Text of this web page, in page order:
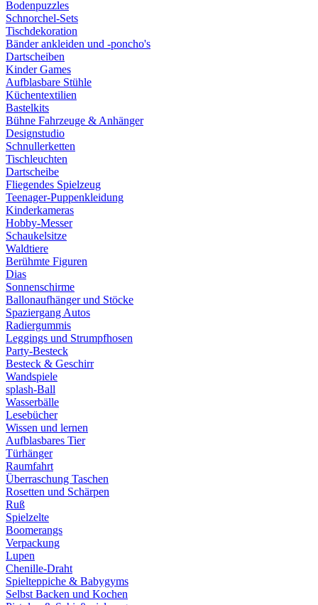
Bodenpuzzles
Schnorchel-Sets
Tischdekoration
Bänder ankleiden und -poncho's
Dartscheiben
Kinder Games
Aufblasbare Stühle
Küchentextilien
Bastelkits
Bühne Fahrzeuge & Anhänger
Designstudio
Schnullerketten
Tischleuchten
Dartscheibe
Fliegendes Spielzeug
Teenager-Puppenkleidung
Kinderkameras
Hobby-Messer
Schaukelsitze
Waldtiere
Berühmte Figuren
Dias
Sonnenschirme
Ballonaufhänger und Stöcke
Spaziergang Autos
Radiergummis
Leggings und Strumpfhosen
Party-Besteck
Besteck & Geschirr
Wandspiele
splash-Ball
Wasserbälle
Lesebücher
Wissen und lernen
Aufblasbares Tier
Türhänger
Raumfahrt
Überraschung Taschen
Rosetten und Schärpen
Ruß
Spielzelte
Boomerangs
Verpackung
Lupen
Chenille-Draht
Spielteppiche & Babygyms
Selbst Backen und Kochen